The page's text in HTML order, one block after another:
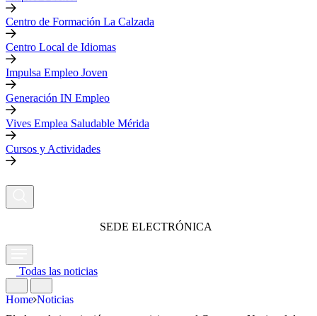
Centro de Formación La Calzada
Centro Local de Idiomas
Impulsa Empleo Joven
Generación IN Empleo
Vives Emplea Saludable Mérida
Cursos y Actividades
SEDE ELECTRÓNICA
Todas las noticias
Home Noticias